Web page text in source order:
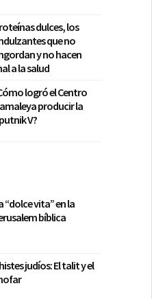
dulces, los
que no
y no hacen
a la salud
logró el Centro
producir la
V?
“dolce vita” en la
bíblica
judíos: El talit y el